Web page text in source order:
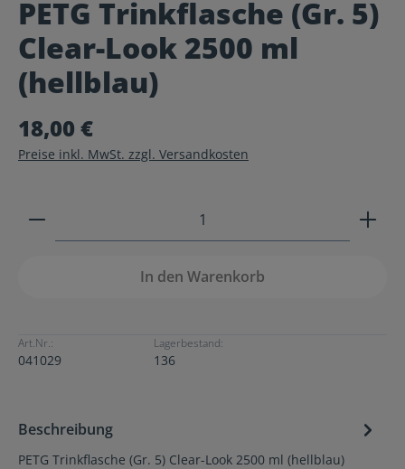
Durchschnittliche Bewertung von 0 von 5 Sternen
PETG Trinkflasche (Gr. 5)
Clear-Look 2500 ml
(hellblau)
18,00 €
Preise inkl. MwSt. zzgl. Versandkosten
Produkt Anzahl: Gib den gewünschten Wert ein
In den Warenkorb
Art.Nr.:
041029
Lagerbestand:
136
Beschreibung
PETG Trinkflasche (Gr. 5) Clear-Look 2500 ml (hellblau)